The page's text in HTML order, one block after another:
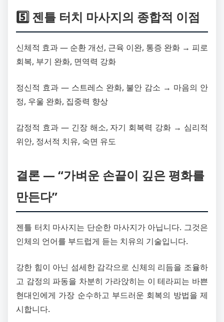
5️⃣ 젠틀 터치 마사지의 종합적 이점
신체적 효과 — 순환 개선, 근육 이완, 통증 완화 → 피로
회복, 부기 완화, 면역력 강화
정신적 효과 — 스트레스 완화, 불안 감소 → 마음의 안
정, 우울 완화, 집중력 향상
감정적 효과 — 긴장 해소, 자기 회복력 강화 → 심리적
위안, 정서적 치유, 숙면 유도
결론 — “가벼운 손끝이 깊은 평화를
만든다”
젠틀 터치 마사지는 단순한 마사지가 아닙니다. 그것은
인체의 언어를 부드럽게 듣는 치유의 기술입니다.
강한 힘이 아닌 섬세한 감각으로 신체의 리듬을 조율하
고 감정의 파동을 차분히 가라앉히는 이 테라피는 바쁜
현대인에게 가장 순수하고 부드러운 회복의 방법을 제
시합니다.